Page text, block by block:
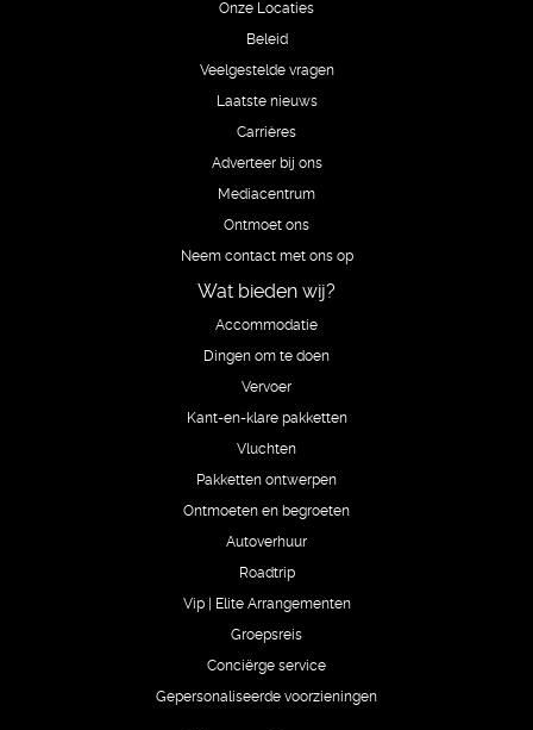
Onze Locaties
Beleid
Veelgestelde vragen
Laatste nieuws
Carrières
Adverteer bij ons
Mediacentrum
Ontmoet ons
Neem contact met ons op
Wat bieden wij?
Accommodatie
Dingen om te doen
Vervoer
Kant-en-klare pakketten
Vluchten
Pakketten ontwerpen
Ontmoeten en begroeten
Autoverhuur
Roadtrip
Vip | Elite Arrangementen
Groepsreis
Conciërge service
Gepersonaliseerde voorzieningen